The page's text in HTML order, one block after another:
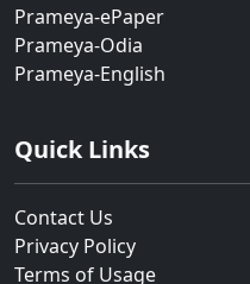
Prameya-ePaper
Prameya-Odia
Prameya-English
Quick Links
Contact Us
Privacy Policy
Terms of Usage